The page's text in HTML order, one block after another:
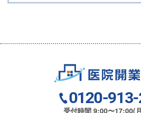
0120-
受付時間 9:00〜17:00(